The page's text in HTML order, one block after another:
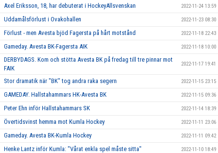
Axel Eriksson, 18, har debuterat i HockeyAllsvenskan 2022-11-24 13:59
Uddamålsförlust i Ovakohallen 2022-11-23 08:30
Förlust - men Avesta bjöd Fagersta på hårt motstånd 2022-11-18 22:43
Gameday. Avesta BK-Fagersta AIK 2022-11-18 10:00
DERBYDAGS. Kom och stötta Avesta BK på fredag till tre pinnar mot
FAIK
2022-11-17 19:41
Stor dramatik när "BK" tog andra raka segern 2022-11-15 23:15
GAMEDAY. Hallstahammars HK-Avesta BK 2022-11-15 09:36
Peter Ehn inför Hallstahammars SK 2022-11-14 18:39
Övertidsvinst hemma mot Kumla Hockey 2022-11-11 23:06
Gameday. Avesta BK-Kumla Hockey 2022-11-11 09:42
Henke Lantz inför Kumla: "Vårat enkla spel måste sitta" 2022-11-10 18:49